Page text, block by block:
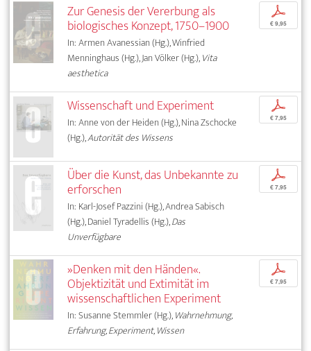
Zur Genesis der Vererbung als
biologisches Konzept, 1750–1900
In: Armen Avanessian (Hg.), Winfried
Menninghaus (Hg.), Jan Völker (Hg.),Vita
aesthetica
p
€ 9,95
Wissenschaft und Experiment
In: Anne von der Heiden (Hg.), Nina Zschocke
(Hg.),Autorität des Wissens
p
€ 7,95
Über die Kunst, das Unbekannte zu
erforschen
In: Karl-Josef Pazzini (Hg.), Andrea Sabisch
(Hg.), Daniel Tyradellis (Hg.),Das
Unverfügbare
p
€ 7,95
»Denken mit den Händen«.
Objektizität und Extimität im
wissenschaftlichen Experiment
In: Susanne Stemmler (Hg.),Wahrnehmung,
Erfahrung, Experiment, Wissen
p
€ 7,95